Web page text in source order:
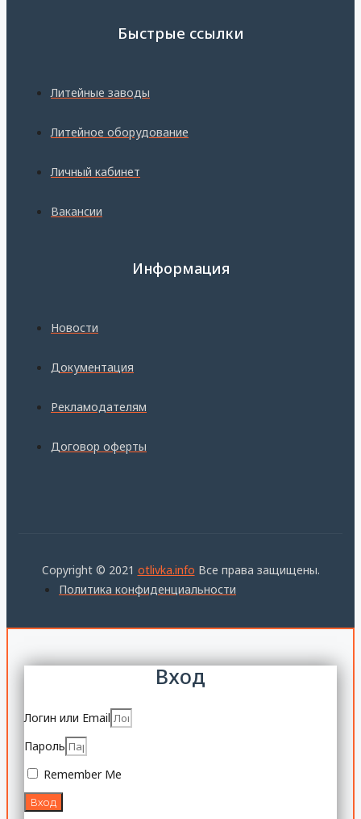
Быстрые ссылки
Литейные заводы
Литейное оборудование
Личный кабинет
Вакансии
Информация
Новости
Документация
Рекламодателям
Договор оферты
Copyright © 2021 otlivka.info Все права защищены.
Политика конфиденциальности
Вход
Логин или Email
Пароль
Remember Me
Вход